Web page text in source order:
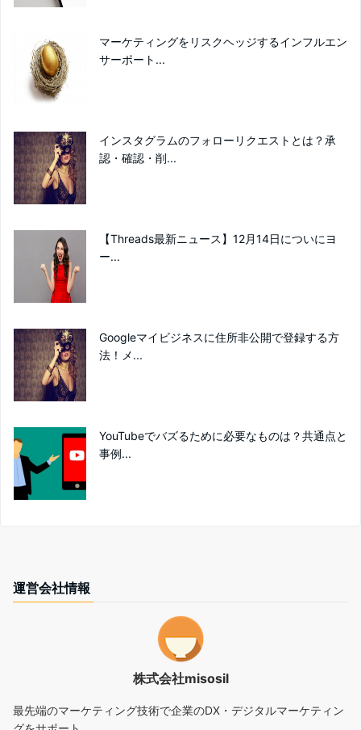
マーケティングをリスクヘッジするインフルエン
サーポート...
インスタグラムのフォローリクエストとは？承
認・確認・削...
【Threads最新ニュース】12月14日についにヨ
ー...
Googleマイビジネスに住所非公開で登録する方
法！メ...
YouTubeでバズるために必要なものは？共通点と
事例...
運営会社情報
株式会社misosil
最先端のマーケティング技術で企業のDX・デジタルマーケティン